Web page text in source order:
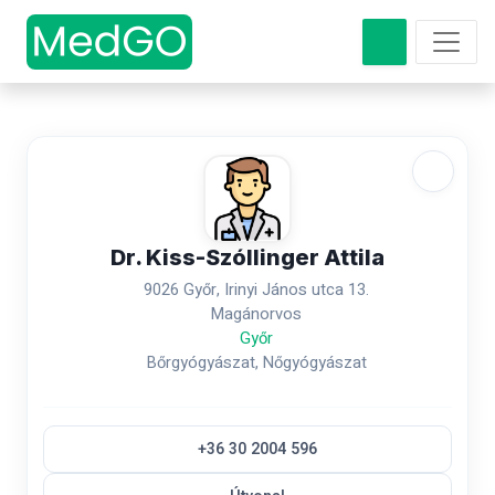
Dr. Kiss-Szóllinger Attila
9026 Győr, Irinyi János utca 13.
Magánorvos
Győr
Bőrgyógyászat, Nőgyógyászat
+36 30 2004 596